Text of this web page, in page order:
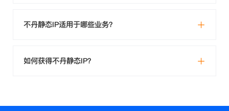
不丹静态IP适用于哪些业务？
如何获得不丹静态IP？